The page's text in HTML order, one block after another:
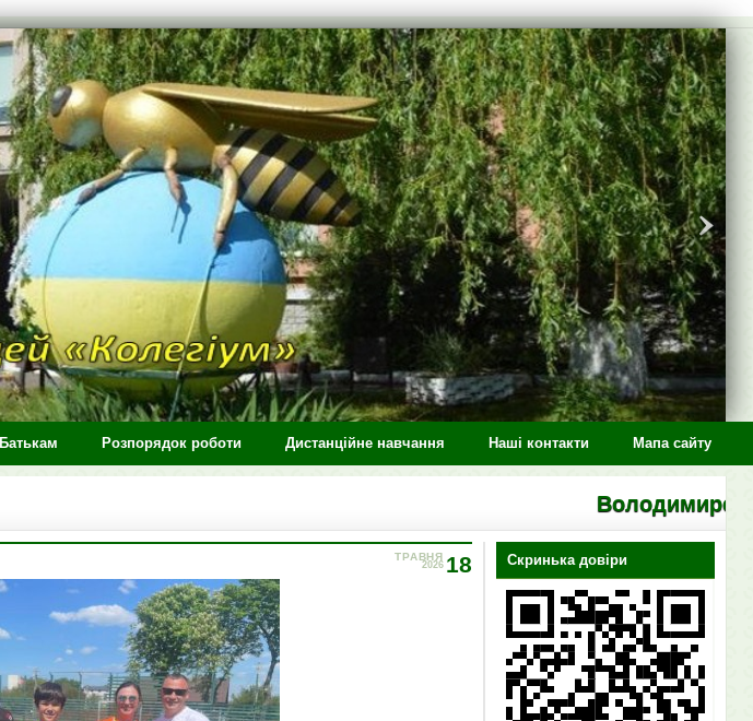
Батькам Розпорядок роботи Дистанційне навчання Наші контакти Мапа сайту
Володимирецький ліцей
18
ТРАВНЯ
2026 Скринька довіри